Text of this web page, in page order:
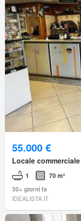
55.000 €
Locale commerciale
1
70 m²
30+ giorni fa
IDEALISTA.IT